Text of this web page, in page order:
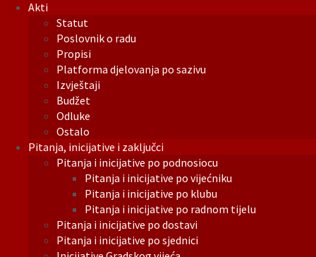
Akti
Statut
Poslovnik o radu
Propisi
Platforma djelovanja po sazivu
Izvještaji
Budžet
Odluke
Ostalo
Pitanja, inicijative i zaključci
Pitanja i inicijative po podnosiocu
Pitanja i inicijative po vijećniku
Pitanja i inicijative po klubu
Pitanja i inicijative po radnom tijelu
Pitanja i inicijative po dostavi
Pitanja i inicijative po sjednici